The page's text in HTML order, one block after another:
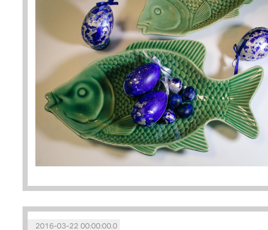
2016-03-22 00:00:00.0